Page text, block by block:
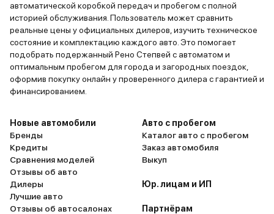
автоматической коробкой передач и пробегом с полной
историей обслуживания. Пользователь может сравнить
реальные цены у официальных дилеров, изучить техническое
состояние и комплектацию каждого авто. Это помогает
подобрать подержанный Рено Степвей с автоматом и
оптимальным пробегом для города и загородных поездок,
оформив покупку онлайн у проверенного дилера с гарантией и
финансированием.
Новые автомобили
Бренды
Кредиты
Сравнения моделей
Отзывы об авто
Дилеры
Лучшие авто
Отзывы об автосалонах
Авто с пробегом
Каталог авто с пробегом
Заказ автомобиля
Выкуп
Юр. лицам и ИП
Партнёрам